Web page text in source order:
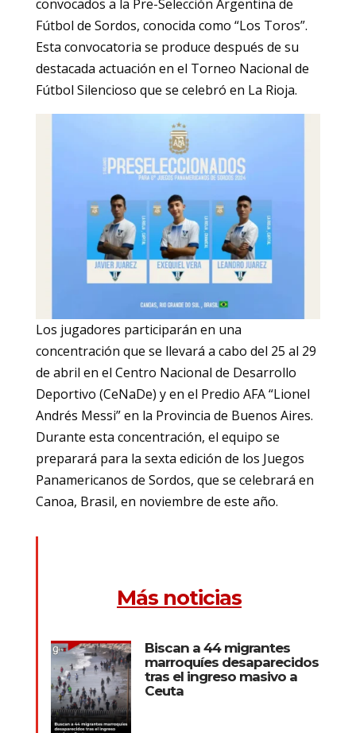
convocados a la Pre-Selección Argentina de
Fútbol de Sordos, conocida como “Los Toros”.
Esta convocatoria se produce después de su
destacada actuación en el Torneo Nacional de
Fútbol Silencioso que se celebró en La Rioja.
Los jugadores participarán en una
concentración que se llevará a cabo del 25 al 29
de abril en el Centro Nacional de Desarrollo
Deportivo (CeNaDe) y en el Predio AFA “Lionel
Andrés Messi” en la Provincia de Buenos Aires.
Durante esta concentración, el equipo se
preparará para la sexta edición de los Juegos
Panamericanos de Sordos, que se celebrará en
Canoa, Brasil, en noviembre de este año.
Más noticias
Biscan a 44 migrantes
marroquíes desaparecidos
tras el ingreso masivo a
Ceuta